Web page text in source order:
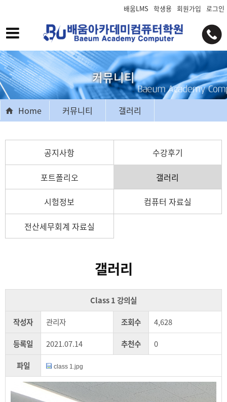
배움LMS 학생용 회원가입 로그인
커뮤니티
Home 커뮤니티 갤러리
공지사항 수강후기
포트폴리오 갤러리
시험정보 컴퓨터 자료실
전산세무회계 자료실
갤러리
Class 1 강의실
작성자
관리자 조회수
4,628
등록일
2021.07.14 추천수
0
파일
class 1.jpg